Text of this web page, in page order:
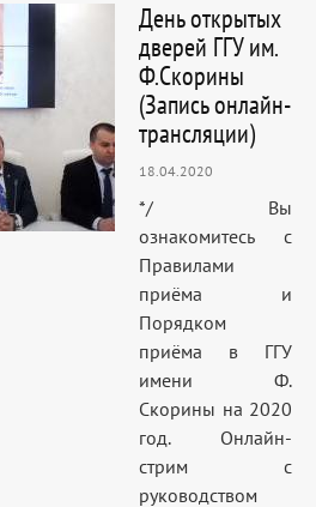
День открытых
дверей ГГУ им.
Ф.Скорины
(Запись онлайн-
трансляции)
18.04.2020
*/ Вы
ознакомитесь с
Правилами
приёма и
Порядком
приёма в ГГУ
имени Ф.
Скорины на 2020
год. Онлайн-
стрим с
руководством